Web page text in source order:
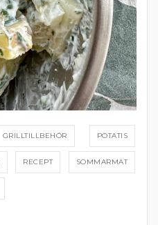
GRILLTILLBEHÖR POTATIS
RECEPT SOMMARMAT